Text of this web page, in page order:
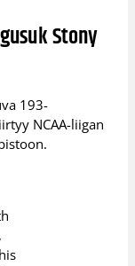
Stony
193-
NCAA-liigan